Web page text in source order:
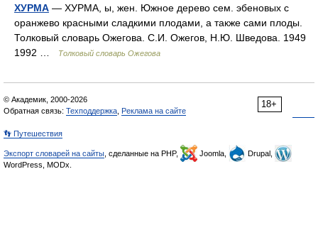
ХУРМА — ХУРМА, ы, жен. Южное дерево сем. эбеновых с
оранжево красными сладкими плодами, а также сами плоды.
Толковый словарь Ожегова. С.И. Ожегов, Н.Ю. Шведова. 1949
1992 …
Толковый словарь Ожегова
18+
© Академик, 2000-2026
Обратная связь: Техподдержка Реклама на сайте
👣 Путешествия
Экспорт словарей на сайты , сделанные на PHP, Joomla,
Drupal,
WordPress, MODx.